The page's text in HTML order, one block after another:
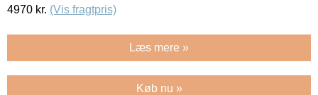
4970 kr. (Vis fragtpris)
Læs mere »
Køb nu »